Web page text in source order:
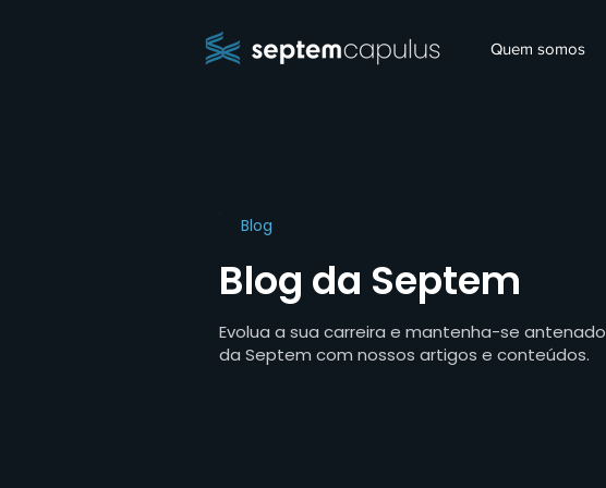
Quem somos
Blog
Blog da Septem
Evolua a sua carreira e mantenha-se
da Septem com nossos artigos e conteúdos.